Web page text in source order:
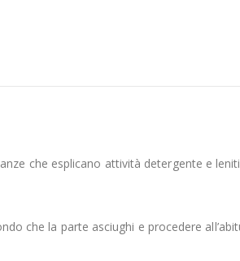
che esplicano attività detergente e
che la parte asciughi e procedere